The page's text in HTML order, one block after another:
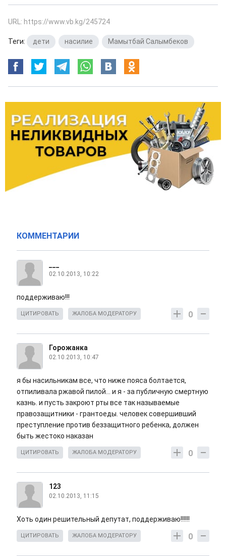
URL: https://www.vb.kg/245724
Теги: дети насилие Мамытбай Салымбеков
КОММЕНТАРИИ
02.10.2013, 10:22
поддерживаю!!!
0
ЦИТИРОВАТЬ ЖАЛОБА МОДЕРАТОРУ
Горожанка
02.10.2013, 10:47
я бы насильникам все, что ниже пояса болтается,
отпиливала ржавой пилой... и я - за публичную смертную
казнь. и пусть закроют рты все так называемые
правозащитники - грантоеды. человек совершивший
преступление против беззащитного ребенка, должен
быть жестоко наказан
0
ЦИТИРОВАТЬ ЖАЛОБА МОДЕРАТОРУ
123
02.10.2013, 11:15
Хоть один решительный депутат, поддерживаю!!!!!!
0
ЦИТИРОВАТЬ ЖАЛОБА МОДЕРАТОРУ